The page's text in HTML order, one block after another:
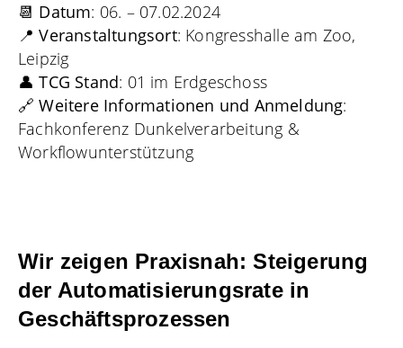
📆 Datum: 06. – 07.02.2024
📍Veranstaltungsort: Kongresshalle am Zoo,
Leipzig
👤TCG Stand: 01 im Erdgeschoss
🔗Weitere Informationen und Anmeldung:
Fachkonferenz Dunkelverarbeitung &
Workflowunterstützung
Wir zeigen Praxisnah: Steigerung
der Automatisierungsrate in
Geschäftsprozessen